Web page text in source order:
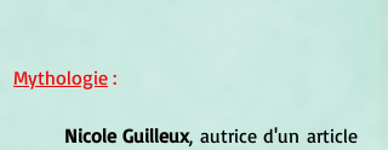
Mythologie :
Nicole Guilleux, autrice d'un article